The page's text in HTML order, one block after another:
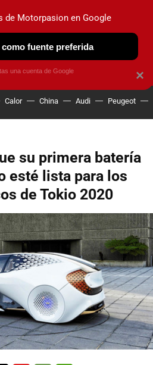
OBSERVATORIO
Calor China Audi Peugeot
su primera batería
esté lista para los
de Tokio 2020
×
de Motorpasion en Google
fuente preferida
una cuenta de Google